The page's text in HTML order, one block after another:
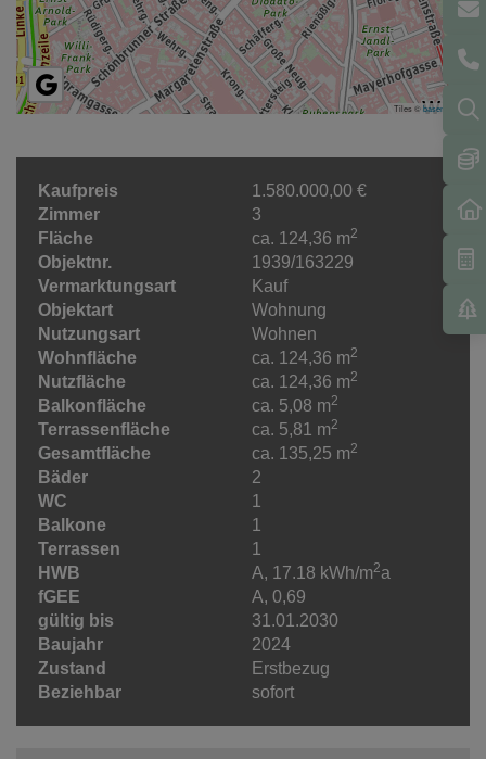
Tiles ©basemap.at
Kaufpreis
1.580.000,00 €
Zimmer
3
Fläche
ca. 124,36 m2
Objektnr.
1939/163229
Vermarktungsart
Kauf
Objektart
Wohnung
Nutzungsart
Wohnen
Wohnfläche
ca. 124,36 m2
Nutzfläche ca. 124,36 m2
Balkonfläche ca. 5,08 m2
Terrassenfläche ca. 5,81 m2
Gesamtfläche ca. 135,25 m2
Bäder
2
WC
1
Balkone
1
Terrassen
1
HWB
A, 17.18 kWh/m2a
fGEE
A, 0,69
gültig bis
31.01.2030
Baujahr
2024
Zustand
Erstbezug
Beziehbar
sofort